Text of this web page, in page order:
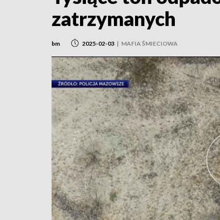
zatrzymanych
bm 2025-02-03 | MAFIA ŚMIECIOWA